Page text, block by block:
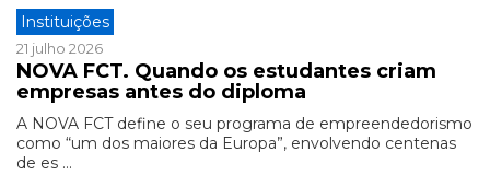
Instituições
21 julho 2026
NOVA FCT. Quando os estudantes criam
empresas antes do diploma
A NOVA FCT define o seu programa de empreendedorismo
como “um dos maiores da Europa”, envolvendo centenas
de es ...